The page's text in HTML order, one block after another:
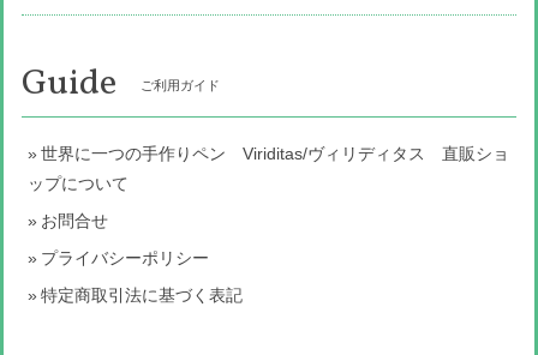
Guide ご利用ガイド
世界に一つの手作りペン Viriditas/ヴィリディタス 直販ショ
ップについて
お問合せ
プライバシーポリシー
特定商取引法に基づく表記